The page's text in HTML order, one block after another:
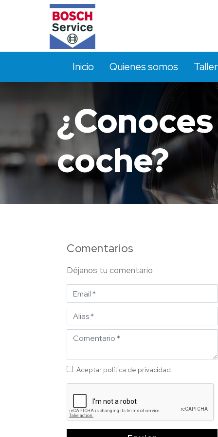
Inicio Quienes somos Taller
coche?
Comentarios
Déjanos tu comentario
Aceptar política de privacidad